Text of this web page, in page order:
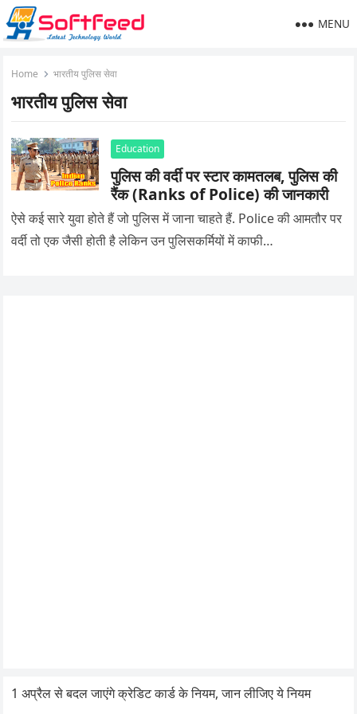
MENU
Home भारतीय पुलिस सेवा
भारतीय पुलिस सेवा
Education
पुलिस की वर्दी पर स्टार कामतलब, पुलिस की
रैंक (Ranks of Police) की जानकारी
ऐसे कई सारे युवा होते हैं जो पुलिस में जाना चाहते हैं. Police की आमतौर पर
वर्दी तो एक जैसी होती है लेकिन उन पुलिसकर्मियों में काफी…
1 अप्रैल से बदल जाएंगे क्रेडिट कार्ड के नियम, जान लीजिए ये नियम